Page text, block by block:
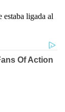
estaba ligada al